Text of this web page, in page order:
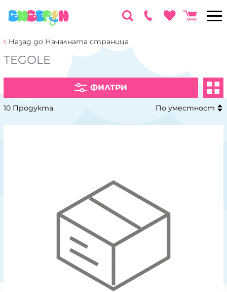
Назад до Началната страница
TEGOLE
ФИЛТРИ
10 Продукта По уместност